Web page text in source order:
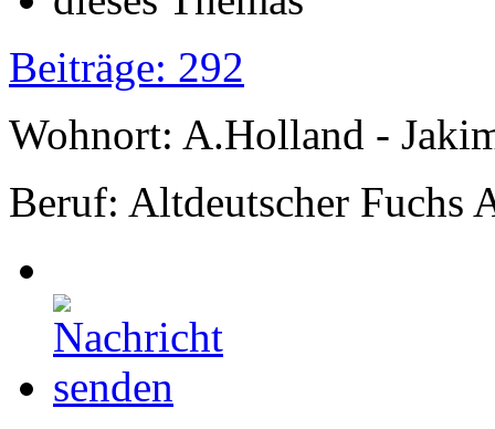
Beiträge: 292
Wohnort: A.Holland -
Beruf: Altdeutscher Fuchs